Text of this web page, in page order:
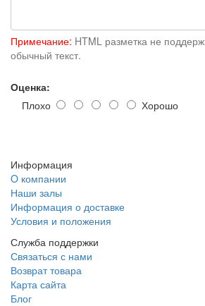
Примечание: HTML разметка не
обычный текст.
Оценка:
Плохо
Хорошо
Информация
O компании
Наши залы
Информация о доставке
Условия и положения
Служба поддержки
Связаться с нами
Возврат товара
Карта сайта
Блог